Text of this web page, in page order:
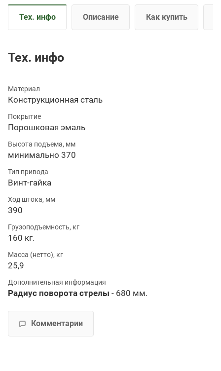
Тех. инфо Описание Как купить
Тех. инфо
Материал
Конструкционная сталь
Покрытие
Порошковая эмаль
Высота подъема, мм
минимально 370
Тип привода
Винт-гайка
Ход штока, мм
390
Грузоподъемность, кг
160 кг.
Масса (нетто), кг
25,9
Дополнительная информация
Радиус поворота стрелы - 680 мм.
Комментарии